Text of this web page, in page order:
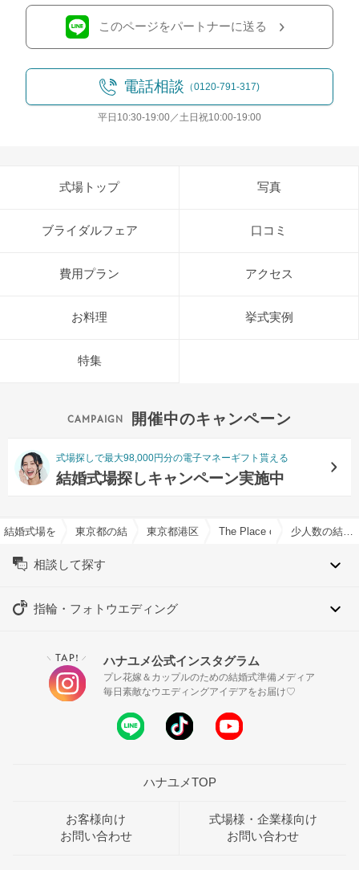
このページをパートナーに送る
電話相談 （0120-791-317)
平日10:30-19:00／土日祝10:00-19:00
式場トップ 写真
ブライダルフェア 口コミ
費用プラン アクセス
お料理 挙式実例
特集
開催中のキャンペーン
式場探しで最大98,000円分の電子マネーギフト貰える
結婚式場探しキャンペーン実施中
結婚式場を探すならハナユメ
東京都の結婚式場一覧東京都港区の結婚式場一覧The Place of Tokyo(ザ プレ少人数の結婚式特集
相談して探す
指輪・フォトウエディング
＼ TAP! ／ ハナユメ公式インスタグラム
プレ花嫁＆カップルのための結婚式準備メディア
毎日素敵なウエディングアイデアをお届け♡
ハナユメTOP
お客様向け
お問い合わせ
式場様・企業様向け
お問い合わせ